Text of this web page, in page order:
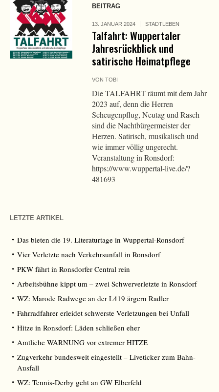
BEITRAG
13. JANUAR 2024 STADTLEBEN
Talfahrt: Wuppertaler
Jahresrückblick und
satirische Heimatpflege
VONTOBI
Die TALFAHRT räumt mit dem Jahr
2023 auf, denn die Herren
Scheugenpflug, Neutag und Rasch
sind die Nachtbürgermeister der
Herzen. Satirisch, musikalisch und
wie immer völlig ungerecht.
Veranstaltung in Ronsdorf:
https://www.wuppertal-live.de/?
481693
LETZTE ARTIKEL
Das bieten die 19. Literaturtage in Wuppertal-Ronsdorf
Vier Verletzte nach Verkehrsunfall in Ronsdorf
PKW fährt in Ronsdorfer Central rein
Arbeitsbühne kippt um – zwei Schwerverletzte in Ronsdorf
WZ: Marode Radwege an der L419 ärgern Radler
Fahrradfahrer erleidet schwerste Verletzungen bei Unfall
Hitze in Ronsdorf: Läden schließen eher
Amtliche WARNUNG vor extremer HITZE
Zugverkehr bundesweit eingestellt – Liveticker zum Bahn-
Ausfall
WZ: Tennis-Derby geht an GW Elberfeld